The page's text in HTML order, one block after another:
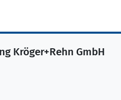
Kröger+Rehn GmbH